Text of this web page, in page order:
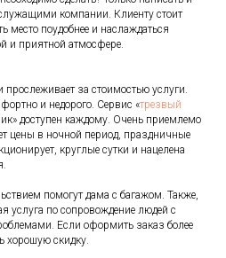
компании. Клиенту стоит
поудобнее и наслаждаться
и приятной атмосфере.
за стоимостью услуги.
и недорого. Сервис «трезвый
доступен каждому. Очень приемлемо
цены в ночной период, праздничные
круглые сутки и нацелена
помогут дама с багажом. Также,
услуга по сопровождение людей с
Если оформить заказ более
хорошую скидку.